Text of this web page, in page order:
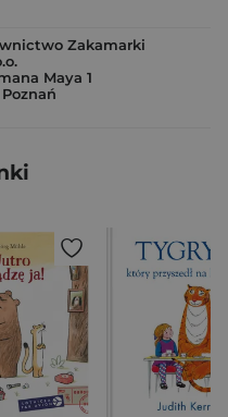
Zakamarki
Maya 1
Poznań